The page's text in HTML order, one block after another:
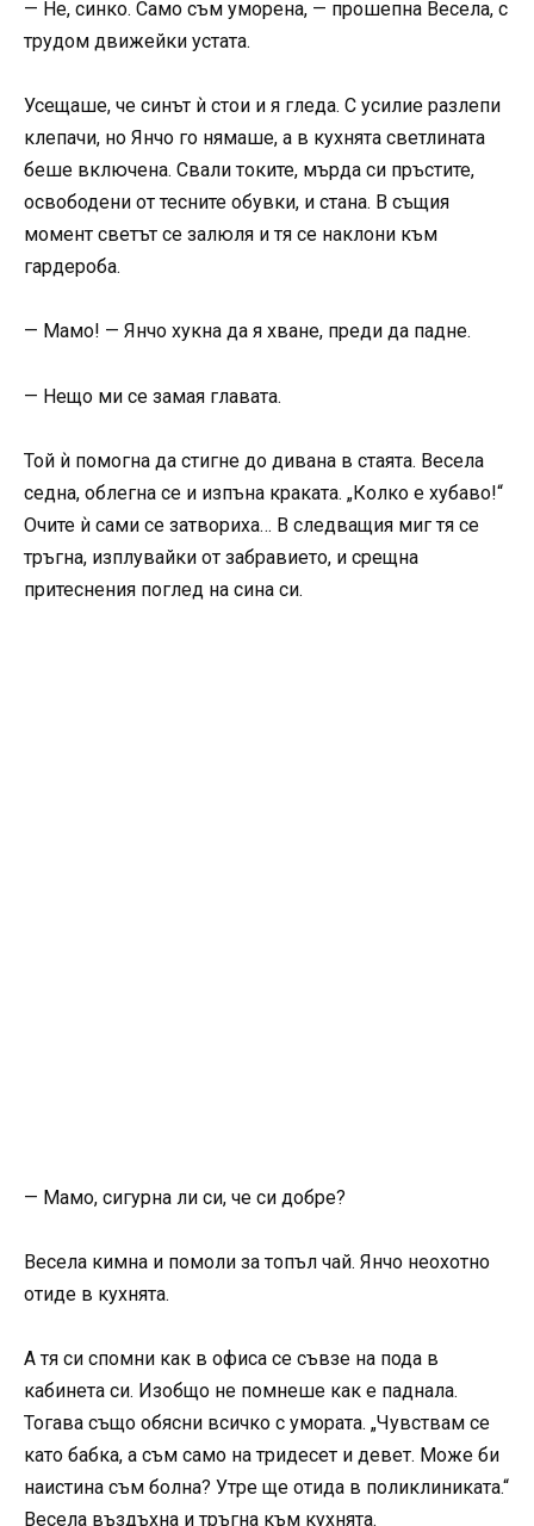
— Не, синко. Само съм уморена, — прошепна Весела, с
трудом движейки устата.
Усещаше, че синът ѝ стои и я гледа. С усилие разлепи
клепачи, но Янчо го нямаше, а в кухнята светлината
беше включена. Свали токите, мърда си пръстите,
освободени от тесните обувки, и стана. В същия
момент светът се залюля и тя се наклони към
гардероба.
— Мамо! — Янчо хукна да я хване, преди да падне.
— Нещо ми се замая главата.
Той ѝ помогна да стигне до дивана в стаята. Весела
седна, облегна се и изпъна краката. „Колко е хубаво!“
Очите ѝ сами се затвориха… В следващия миг тя се
тръгна, изплувайки от забравието, и срещна
притеснения поглед на сина си.
— Мамо, сигурна ли си, че си добре?
Весела кимна и помоли за топъл чай. Янчо неохотно
отиде в кухнята.
А тя си спомни как в офиса се съвзе на пода в
кабинета си. Изобщо не помнеше как е паднала.
Тогава също обясни всичко с умората. „Чувствам се
като бабка, а съм само на тридесет и девет. Може би
наистина съм болна? Утре ще отида в поликлиниката.“
Весела въздъхна и тръгна към кухнята.